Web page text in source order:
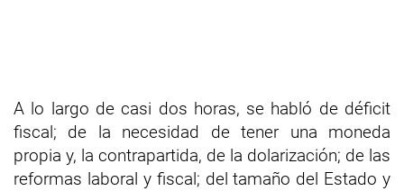
A lo largo de casi dos horas, se habló de déficit
fiscal; de la necesidad de tener una moneda
propia y, la contrapartida, de la dolarización; de las
reformas laboral y fiscal; del tamaño del Estado y